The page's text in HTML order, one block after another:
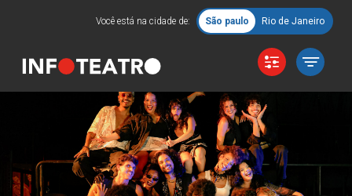
Você está na cidade de: São paulo Rio de Janeiro